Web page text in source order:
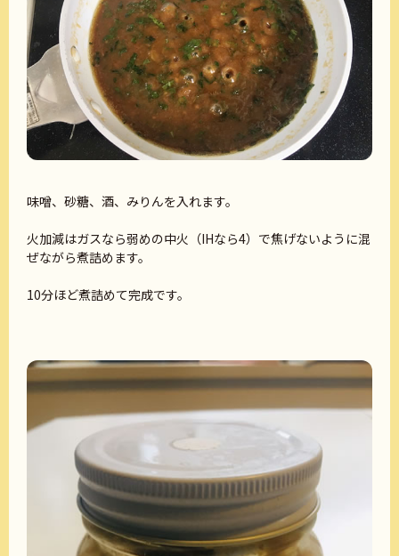
味噌、砂糖、酒、みりんを入れます。
火加減はガスなら弱めの中火（IHなら4）で焦げないように混
ぜながら煮詰めます。
10分ほど煮詰めて完成です。